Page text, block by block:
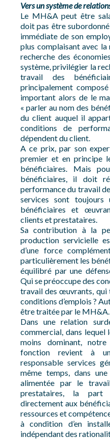
Vers un système de
Le MH&A peut être
doit pas être
immédiate de son
plus complaisant avec
recherche des
système, privilégier la
travail des
principalement
important alors de le
« parler au nom des
du client auquel il
conditions de
dépendent du client.
A ce prix, par son
premier et en principe
bénéficiaires. Mais
bénéficiaires, il doit
performance du travail
services sont toujours
bénéficiaires et
clients et prestataires.
Sa contribution à la
production servicielle
d’une force
particulièrement les
équilibré par une
Qui se préoccupe des
travail des œuvrants, qui
conditions d’emplois ?
être traitée par le MH&A.
Dans une relation
commercial, dans
moins dominant,
fonction revient à
responsable services
même temps, dans
alimentée par le
prestataires, la
directement aux
ressources et
à condition d’en
indépendant des